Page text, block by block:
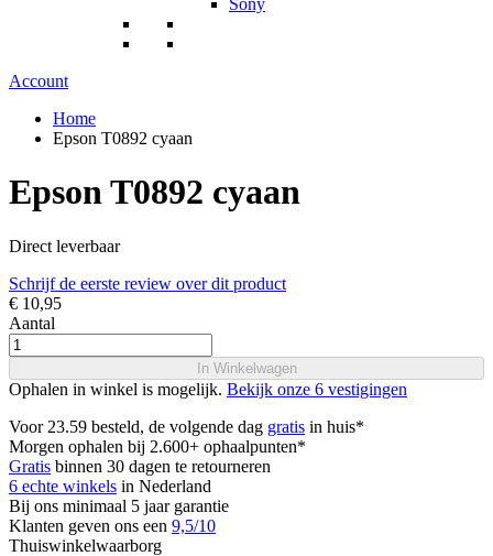
Sony
Account
Home
Epson T0892 cyaan
Epson T0892 cyaan
Direct leverbaar
Schrijf de eerste review over dit product
€ 10,95
Aantal
In Winkelwagen
Ophalen in winkel is mogelijk. Bekijk onze 6 vestigingen
Voor 23.59 besteld, de volgende dag gratis in huis*
Morgen ophalen bij 2.600+ ophaalpunten*
Gratis binnen 30 dagen te retourneren
6 echte winkels in Nederland
Bij ons minimaal 5 jaar garantie
Klanten geven ons een 9,5/10
Thuiswinkelwaarborg